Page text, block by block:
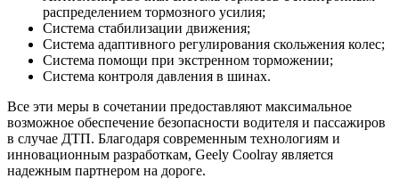
распределением тормозного усилия;
Система стабилизации движения;
Система адаптивного регулирования скольжения колес;
Система помощи при экстренном торможении;
Система контроля давления в шинах.
Все эти меры в сочетании предоставляют максимальное
возможное обеспечение безопасности водителя и пассажиров
в случае ДТП. Благодаря современным технологиям и
инновационным разработкам, Geely Coolray является
надежным партнером на дороге.